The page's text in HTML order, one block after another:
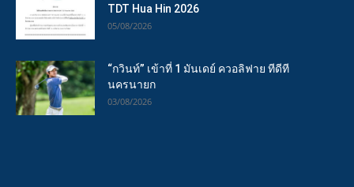
TDT Hua Hin 2026
05/08/2026
“กวินท์” เข้าที่ 1 มันเดย์ ควอลิฟาย ทีดีที
นครนายก
03/08/2026